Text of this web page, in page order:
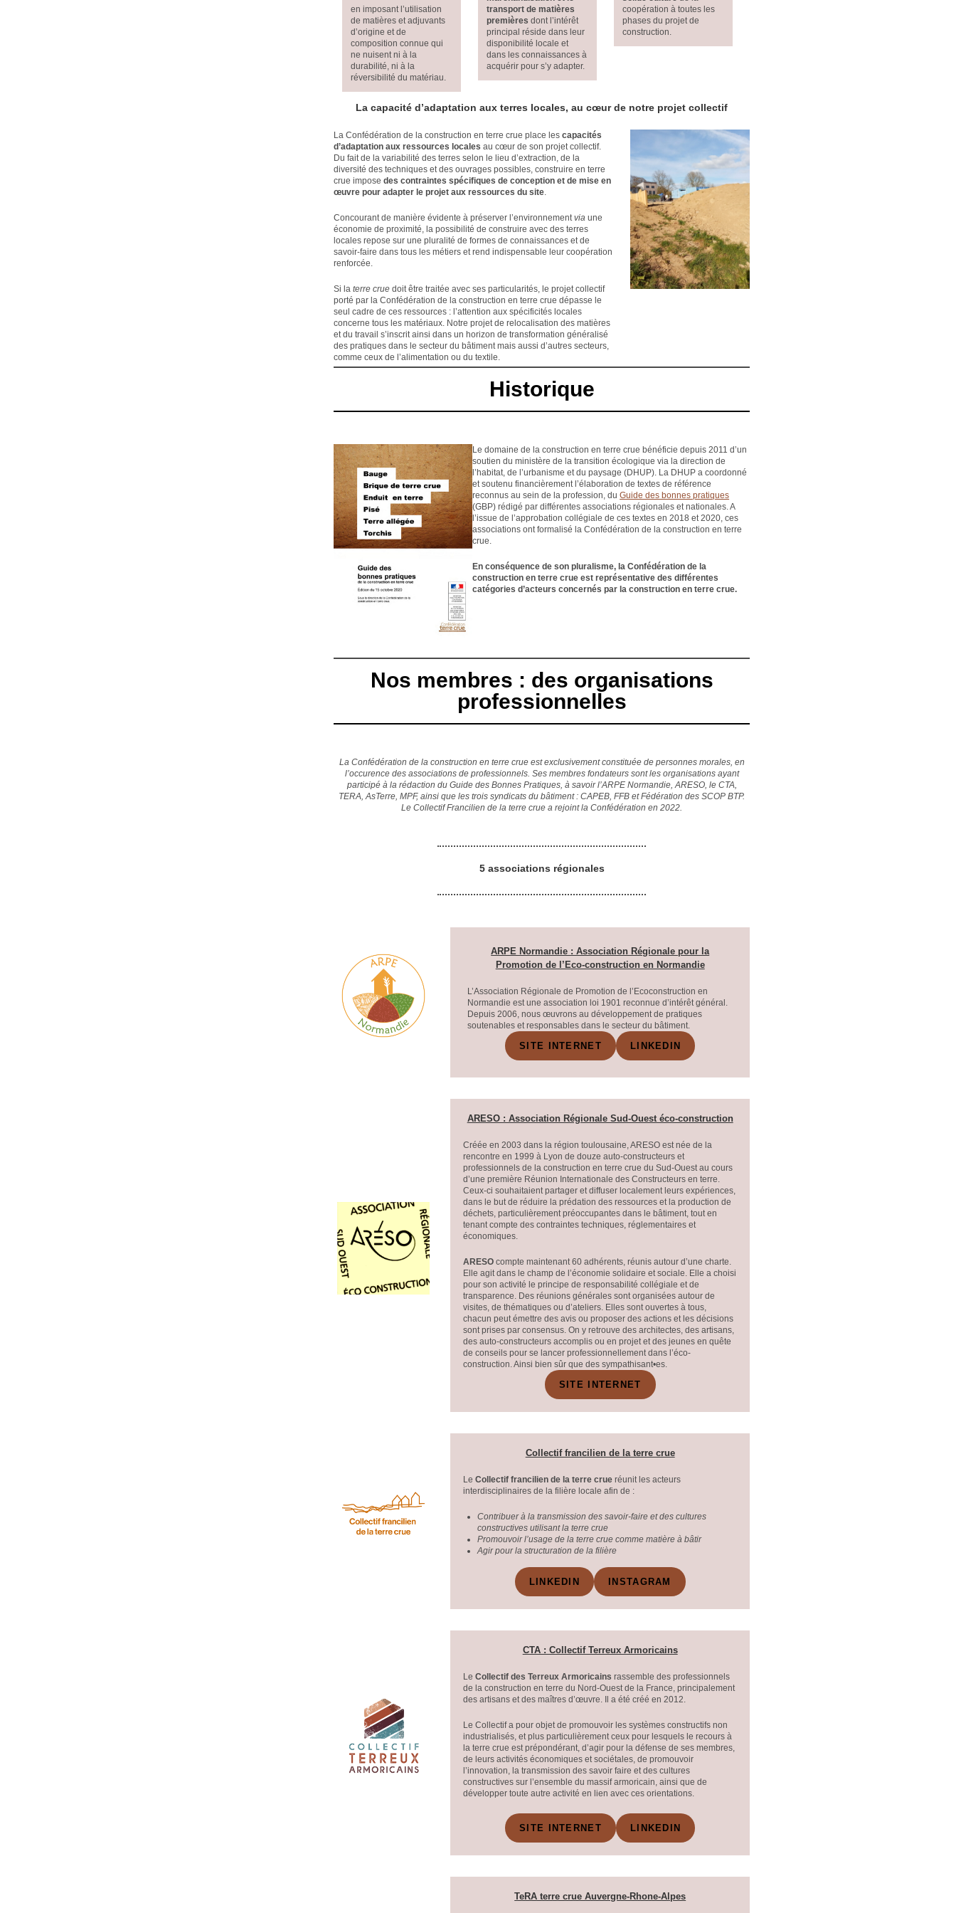
en imposant l’utilisation
de matières et adjuvants
d’origine et de
composition connue qui
ne nuisent ni à la
durabilité, ni à la
réversibilité du matériau.
transport de matières
premières dont l’intérêt
principal réside dans leur
disponibilité locale et
dans les connaissances à
acquérir pour s’y adapter.
coopération à toutes les
phases du projet de
construction.
La capacité d’adaptation aux terres locales, au cœur de notre projet collectif
La Confédération de la construction en terre crue place lescapacités
d’adaptation aux ressources locales au cœur de son projet collectif.
Du fait de la variabilité des terres selon le lieu d’extraction, de la
diversité des techniques et des ouvrages possibles, construire en terre
crue imposedes contraintes spécifiques de conception et de mise en
œuvre pour adapter le projet aux ressources du site.
Concourant de manière évidente à préserver l’environnementvia une
économie de proximité, la possibilité de construire avec des terres
locales repose sur une pluralité de formes de connaissances et de
savoir-faire dans tous les métiers et rend indispensable leur coopération
renforcée.
Si laterre crue doit être traitée avec ses particularités, le projet collectif
porté par la Confédération de la construction en terre crue dépasse le
seul cadre de ces ressources : l’attention aux spécificités locales
concerne tous les matériaux. Notre projet de relocalisation des matières
et du travail s’inscrit ainsi dans un horizon de transformation généralisé
des pratiques dans le secteur du bâtiment mais aussi d’autres secteurs,
comme ceux de l’alimentation ou du textile.
Historique
Le domaine de la construction en terre crue bénéficie depuis 2011 d’un
soutien du ministère de la transition écologique via la direction de
l’habitat, de l’urbanisme et du paysage (DHUP). La DHUP a coordonné
et soutenu financièrement l’élaboration de textes de référence
reconnus au sein de la profession, duGuide des bonnes pratiques
(GBP) rédigé par différentes associations régionales et nationales. A
l’issue de l’approbation collégiale de ces textes en 2018 et 2020, ces
associations ont formalisé la Confédération de la construction en terre
crue.
En conséquence de son pluralisme, la Confédération de la
construction en terre crue est représentative des différentes
catégories d’acteurs concernés par la construction en terre crue.
Nos membres : des organisations
professionnelles
La Confédération de la construction en terre crue est exclusivement constituée de personnes morales, en
l’occurence des associations de professionnels. Ses membres fondateurs sont les organisations ayant
participé à la rédaction du Guide des Bonnes Pratiques, à savoir l’ARPE Normandie, ARESO, le CTA,
TERA, AsTerre, MPF, ainsi que les trois syndicats du bâtiment : CAPEB, FFB et Fédération des SCOP BTP.
Le Collectif Francilien de la terre crue a rejoint la Confédération en 2022.
5 associations régionales
ARPE Normandie : Association Régionale pour la
Promotion de l’Eco-construction en Normandie
L’Association Régionale de Promotion de l’Ecoconstruction en
Normandie est une association loi 1901 reconnue d’intérêt général.
Depuis 2006, nous œuvrons au développement de pratiques
soutenables et responsables dans le secteur du bâtiment.
SITE INTERNET LINKEDIN
ARESO : Association Régionale Sud-Ouest éco-construction
Créée en 2003 dans la région toulousaine, ARESO est née de la
rencontre en 1999 à Lyon de douze auto-constructeurs et
professionnels de la construction en terre crue du Sud-Ouest au cours
d’une première Réunion Internationale des Constructeurs en terre.
Ceux-ci souhaitaient partager et diffuser localement leurs expériences,
dans le but de réduire la prédation des ressources et la production de
déchets, particulièrement préoccupantes dans le bâtiment, tout en
tenant compte des contraintes techniques, réglementaires et
économiques.
ARESOcompte maintenant 60 adhérents, réunis autour d’une charte.
Elle agit dans le champ de l’économie solidaire et sociale. Elle a choisi
pour son activité le principe de responsabilité collégiale et de
transparence. Des réunions générales sont organisées autour de
visites, de thématiques ou d’ateliers. Elles sont ouvertes à tous,
chacun peut émettre des avis ou proposer des actions et les décisions
sont prises par consensus. On y retrouve des architectes, des artisans,
des auto-constructeurs accomplis ou en projet et des jeunes en quête
de conseils pour se lancer professionnellement dans l’éco-
construction. Ainsi bien sûr que des sympathisant•es.
SITE INTERNET
Collectif francilien de la terre crue
LeCollectif francilien de la terre crue réunit les acteurs
interdisciplinaires de la filière locale afin de :
Contribuer à la transmission des savoir-faire et des cultures
constructives utilisant la terre crue
Promouvoir l’usage de la terre crue comme matière à bâtir
Agir pour la structuration de la filière
LINKEDIN INSTAGRAM
CTA : Collectif Terreux Armoricains
LeCollectif des Terreux Armoricains rassemble des professionnels
de la construction en terre du Nord-Ouest de la France, principalement
des artisans et des maîtres d’œuvre. Il a été créé en 2012.
Le Collectif a pour objet de promouvoir les systèmes constructifs non
industrialisés, et plus particulièrement ceux pour lesquels le recours à
la terre crue est prépondérant, d’agir pour la défense de ses membres,
de leurs activités économiques et sociétales, de promouvoir
l’innovation, la transmission des savoir faire et des cultures
constructives sur l’ensemble du massif armoricain, ainsi que de
développer toute autre activité en lien avec ces orientations.
SITE INTERNET LINKEDIN
TeRA terre crue Auvergne-Rhone-Alpes